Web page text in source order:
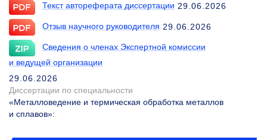
Текст автореферата диссертации 29.06.2026
Отзыв научного руководителя 29.06.2026
Сведения о членах Экспертной комиссии
и ведущей организации
29.06.2026
Диссертации по специальности
«Металловедение и термическая обработка металлов
и сплавов»: